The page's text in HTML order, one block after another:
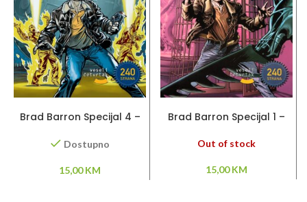
Brad Barron Specijal 4 –
Dostupno
15,00KM
Brad Barron Specijal 1 –
Out of stock
15,00KM